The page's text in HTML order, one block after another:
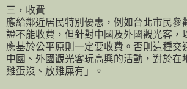
三，收費
應給鄰近居民特別優惠，例如台北市民參
證不能收費，但針對中國及外國觀光客，
應基於公平原則一定要收費。否則這種交
中國、外國觀光客玩高興的活動，對於在
雞蛋沒、放雞屎有」。